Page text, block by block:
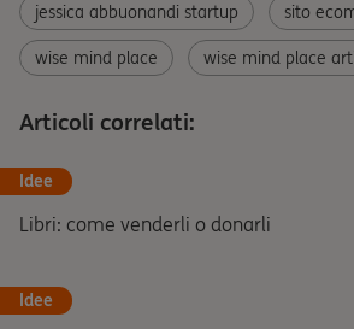
jessica abbuonandi startup sito
wise mind place wise mind place
Articoli correlati:
Idee
Libri: come venderli o donarli
Idee